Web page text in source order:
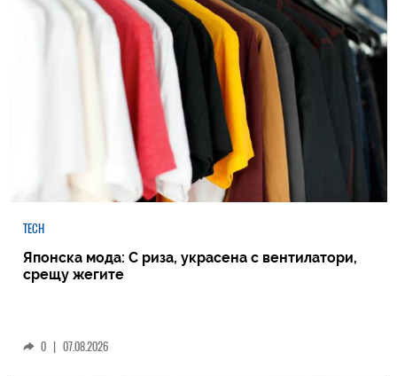
TECH
Японска мода: С риза, украсена с вентилатори,
срещу жегите
0 | 07.08.2026